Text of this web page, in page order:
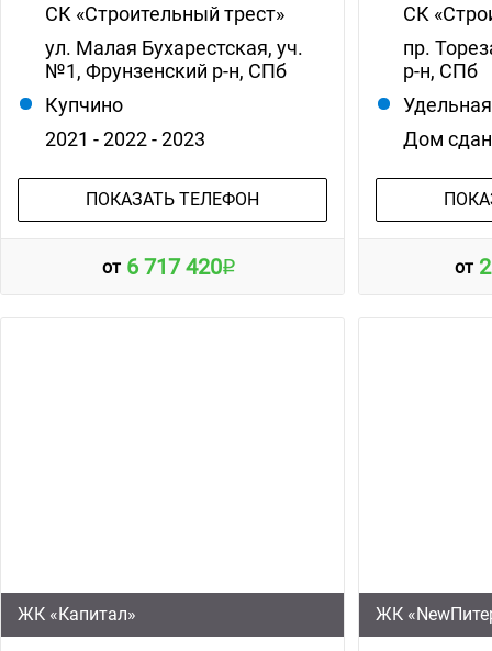
СК «Строительный трест»
ул. Малая Бухарестская, уч.
№1, Фрунзенский р-н, СПб
Купчино
2021 - 2022 - 2023
ПОКАЗАТЬ ТЕЛЕФОН
от 6 717 420
СК
пр.
р-н, СПб
Удельная
Дом сдан
от
ЖК «Капитал» ЖК